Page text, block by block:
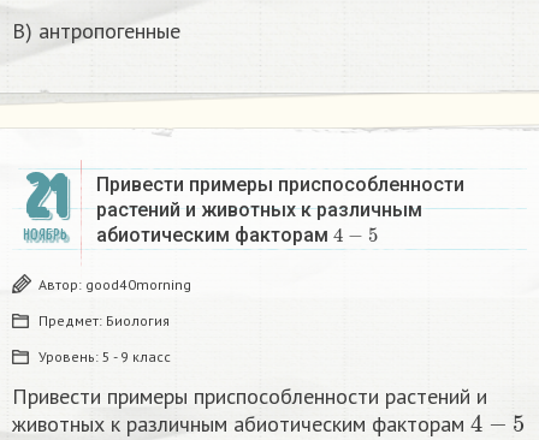
В) антропогенные
21
НОЯБРЬ
Привести примеры приспособленности
растений и животных к различным
абиотическим факторам 4
Автор: good40morning
Предмет: Биология
Уровень: 5 - 9 класс
Привести примеры приспособленности растений и
животных к различным абиотическим факторам
4−